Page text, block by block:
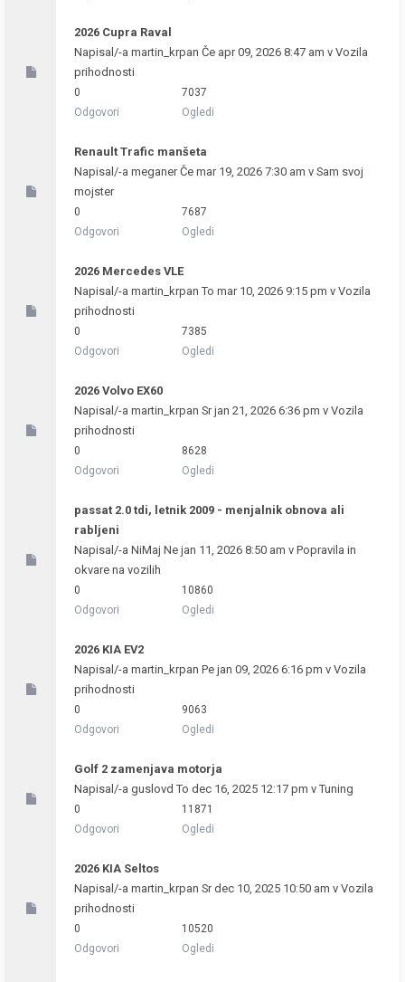
2026 Cupra Raval
Napisal/-a martin_krpan Če apr 09, 2026 8:47 am v Vozila
prihodnosti
0
Odgovori
7037
Ogledi
Renault Trafic manšeta
Napisal/-a meganerČe mar 19, 2026 7:30 am v Sam svoj
mojster
0
Odgovori
7687
Ogledi
2026 Mercedes VLE
Napisal/-a martin_krpan To mar 10, 2026 9:15 pm v Vozila
prihodnosti
0
Odgovori
7385
Ogledi
2026 Volvo EX60
Napisal/-a martin_krpan Sr jan 21, 2026 6:36 pm v Vozila
prihodnosti
0
Odgovori
8628
Ogledi
passat 2.0 tdi, letnik 2009 - menjalnik obnova ali
rabljeni
Napisal/-a NiMaj Ne jan 11, 2026 8:50 am v Popravila in
okvare na vozilih
0
Odgovori
10860
Ogledi
2026 KIA EV2
Napisal/-a martin_krpan Pe jan 09, 2026 6:16 pm v Vozila
prihodnosti
0
Odgovori
9063
Ogledi
Golf 2 zamenjava motorja
Napisal/-a guslovd To dec 16, 2025 12:17 pm vTuning
0
Odgovori
11871
Ogledi
2026 KIA Seltos
Napisal/-a martin_krpan Sr dec 10, 2025 10:50 am v Vozila
prihodnosti
0
Odgovori
10520
Ogledi